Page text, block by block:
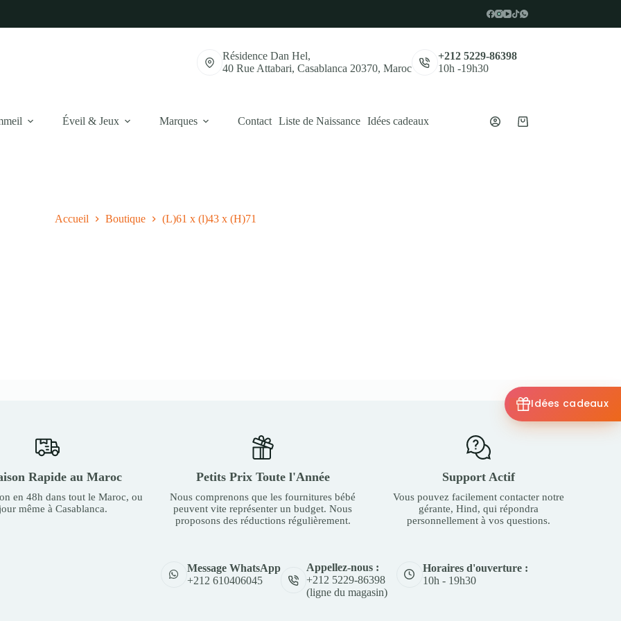
Résidence Dan Hel,
40 Rue Attabari, Casablanca 20370, Maroc
+212 5229-86398
10h -19h30
Éveil & Jeux Marques Contact Liste de Naissance Idées cadeaux
Panier
Accueil Boutique (L)61 x (l)43 x (H)71
Rapide au Maroc
en 48h dans tout le Maroc, ou
même à Casablanca.
Petits Prix Toute l'Année
Nous comprenons que les fournitures bébé
peuvent vite représenter un budget. Nous
proposons des réductions régulièrement.
Support Actif
Vous pouvez facilement contacter notre
gérante, Hind, qui répondra
personnellement à vos questions.
Message WhatsApp
+212 610406045
Appellez-nous :
+212 5229-86398
(ligne du magasin)
Horaires d'ouverture :
10h - 19h30
Idées cadeaux